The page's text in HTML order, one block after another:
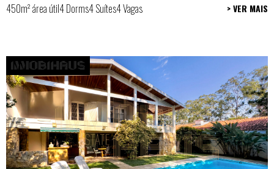
450m² área útil4 Dorms4 Suítes4 Vagas > VER MAIS